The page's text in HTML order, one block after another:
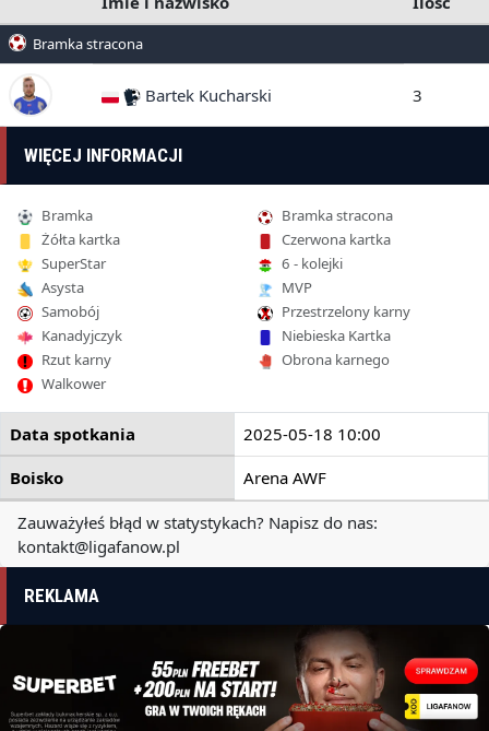
Bramka stracona
Bartek Kucharski 3
WIĘCEJ INFORMACJI
Bramka
Bramka stracona
Żółta kartka
Czerwona kartka
SuperStar
6 - kolejki
Asysta
MVP
Samobój
Przestrzelony karny
Kanadyjczyk
Niebieska Kartka
Rzut karny
Obrona karnego
Walkower
Data spotkania
2025-05-18 10:00
Boisko
Arena AWF
Zauważyłeś błąd w statystykach? Napisz do nas:
kontakt@ligafanow.pl
REKLAMA